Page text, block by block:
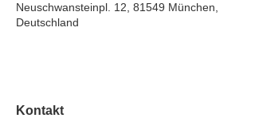
Neuschwansteinpl. 12, 81549 München,
Deutschland
Kontakt